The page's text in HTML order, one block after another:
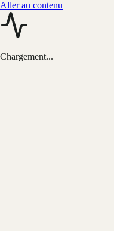
Aller au contenu
Chargement...